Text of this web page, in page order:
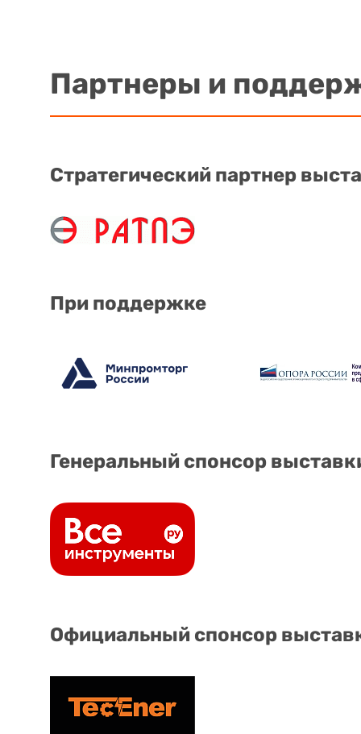
Партнеры и
Стратегический партнер
При поддержке
Генеральный спонсор
Официальный спонсор